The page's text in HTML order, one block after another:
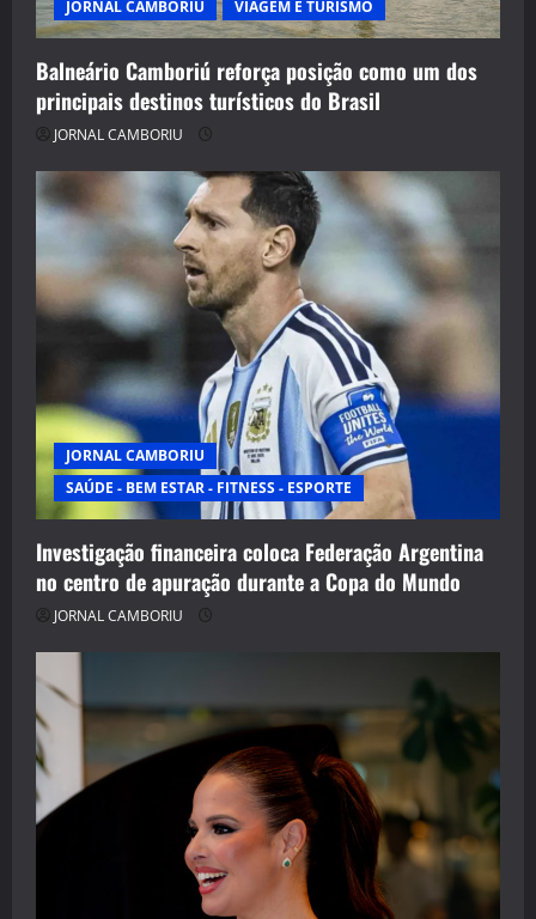
JORNAL CAMBORIU VIAGEM E TURISMO
Balneário Camboriú reforça posição como um dos
principais destinos turísticos do Brasil
JORNAL CAMBORIU
JORNAL CAMBORIU
SAÚDE - BEM ESTAR - FITNESS - ESPORTE
Investigação financeira coloca Federação Argentina
no centro de apuração durante a Copa do Mundo
JORNAL CAMBORIU